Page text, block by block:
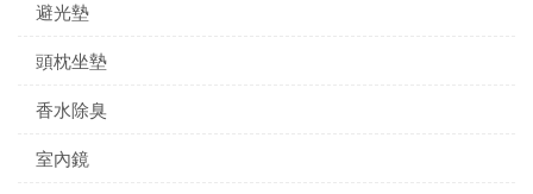
避光墊
頭枕坐墊
香水除臭
室內鏡